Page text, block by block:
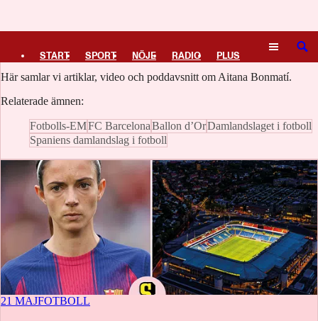
START SPORT NÖJE RADIO PLUS SÖK
Aitana Bonmatí
Här samlar vi artiklar, video och poddavsnitt om Aitana Bonmatí.
Relaterade ämnen:
Fotbolls-EMFC BarcelonaBallon d’OrDamlandslaget i fotboll
Spaniens damlandslag i fotboll
21 MAJFOTBOLL